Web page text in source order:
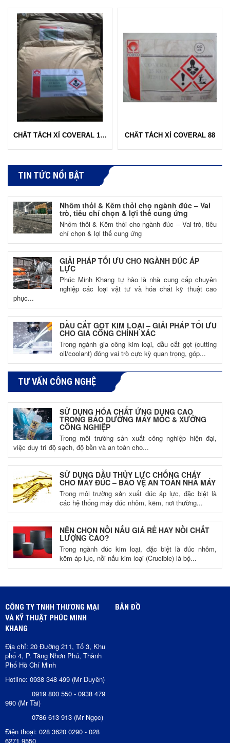
CHẤT TÁCH XỈ COVERAL 101E CHẤT TÁCH XỈ COVERAL 88
TIN TỨC NỔI BẬT
Nhôm thỏi & Kẽm thỏi cho ngành đúc – Vai
trò, tiêu chí chọn & lợi thế cung ứng
Nhôm thỏi & Kẽm thỏi cho ngành đúc – Vai trò, tiêu
chí chọn & lợi thế cung ứng
GIẢI PHÁP TỐI ƯU CHO NGÀNH ĐÚC ÁP
LỰC
Phúc Minh Khang tự hào là nhà cung cấp chuyên
nghiệp các loại vật tư và hóa chất kỹ thuật cao
phục...
DẦU CẮT GỌT KIM LOẠI – GIẢI PHÁP TỐI ƯU
CHO GIA CÔNG CHÍNH XÁC
Trong ngành gia công kim loại, dầu cắt gọt (cutting
oil/coolant) đóng vai trò cực kỳ quan trọng, góp...
TƯ VẤN CÔNG NGHỆ
SỬ DỤNG HÓA CHẤT ỨNG DỤNG CAO
TRONG BẢO DƯỠNG MÁY MÓC & XƯỞNG
CÔNG NGHIỆP
Trong môi trường sản xuất công nghiệp hiện đại,
việc duy trì độ sạch, độ bền và an toàn cho...
SỬ DỤNG DẦU THỦY LỰC CHỐNG CHÁY
CHO MÁY ĐÚC – BẢO VỆ AN TOÀN NHÀ MÁY
Trong môi trường sản xuất đúc áp lực, đặc biệt là
các hệ thống máy đúc nhôm, kẽm, nơi thường...
NÊN CHỌN NỒI NẤU GIÁ RẺ HAY NỒI CHẤT
LƯỢNG CAO?
Trong ngành đúc kim loại, đặc biệt là đúc nhôm,
kẽm áp lực, nồi nấu kim loại (Crucible) là bộ...
CÔNG TY TNHH THƯƠNG MẠI
VÀ KỸ THUẬT PHÚC MINH
KHANG
Địa chỉ: 20 Đường 211, Tổ 3, Khu
phố 4, P. Tăng Nhơn Phú, Thành
Phố Hồ Chí Minh
Hotline: 0938 348 499 (Mr Duyên)
0919 800 550 - 0938 479
990 (Mr Tài)
0786 613 913 (Mr Ngọc)
Điện thoại: 028 3620 0290 - 028
6271 9550
BẢN ĐỒ